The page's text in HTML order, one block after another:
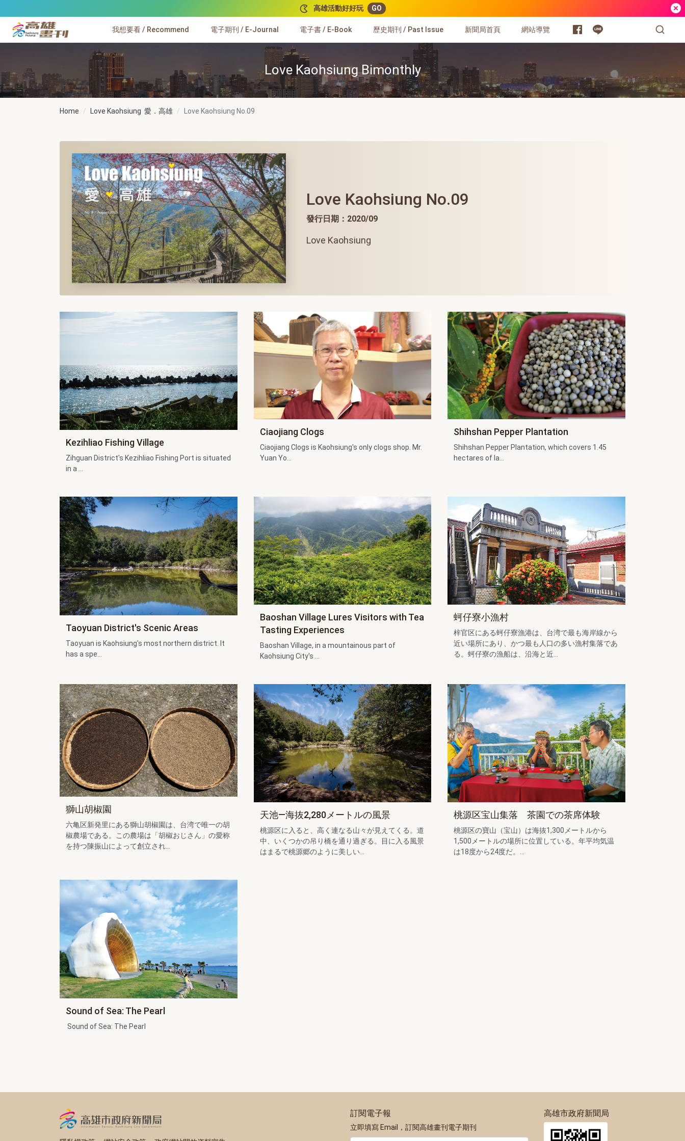
高雄活動好好玩 GO
高雄畫刊
我想要看 / Recommend 電子期刊 / E-Journal 電子書 / E-Book 歷史期刊 / Past Issue 新聞局首頁 網站導覽
Love Kaohsiung Bimonthly
Home Love Kaohsiung 愛．高雄 Love Kaohsiung No.09
Love Kaohsiung No.09
發行日期：2020/09
Love Kaohsiung
Kezihliao Fishing Village
Zihguan District's Kezihliao Fishing Port is situated
in a ...
Ciaojiang Clogs
Ciaojiang Clogs is Kaohsiung's only clogs shop. Mr.
Yuan Yo...
Shihshan Pepper Plantation
Shihshan Pepper Plantation, which covers 1.45
hectares of la...
Taoyuan District's Scenic Areas
Taoyuan is Kaohsiung's most northern district. It
has a spe...
Baoshan Village Lures Visitors with Tea
Tasting Experiences
Baoshan Village, in a mountainous part of
Kaohsiung City's ...
蚵仔寮小漁村
梓官区にある蚵仔寮漁港は、台湾で最も海岸線から
近い場所にあり、かつ最も人口の多い漁村集落であ
る。蚵仔寮の漁船は、沿海と近...
獅山胡椒園
六亀区新発里にある獅山胡椒園は、台湾で唯一の胡
椒農場である。この農場は「胡椒おじさん」の愛称
を持つ陳振山によって創立され...
天池―海抜2,280メートルの風景
桃源区に入ると、高く連なる山々が見えてくる。道
中、いくつかの吊り橋を通り過ぎる。目に入る風景
はまるで桃源郷のように美しい...
桃源区宝山集落 茶園での茶席体験
桃源区の寶山（宝山）は海抜1,300メートルから
1,500メートルの場所に位置している。年平均気温
は18度から24度だ。...
Sound of Sea: The Pearl
Sound of Sea: The Pearl
訂閱電子報
立即填寫 Email，訂閱高雄畫刊電子期刊
高雄市政府新聞局